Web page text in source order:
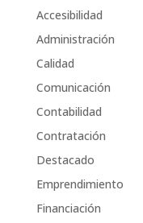
Accesibilidad
Administración
Calidad
Comunicación
Contabilidad
Contratación
Destacado
Emprendimiento
Financiación